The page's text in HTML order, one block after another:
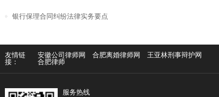
银行保理合同纠纷法律实务要点
友情链
接：
安徽公司律师网 合肥离婚律师网
王亚林刑事辩护网
合肥律师
服务热线